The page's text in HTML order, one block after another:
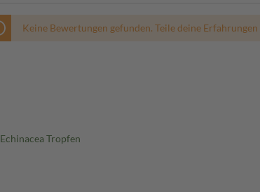
Keine Bewertungen gefunden. Teile deine
Echinacea Tropfen